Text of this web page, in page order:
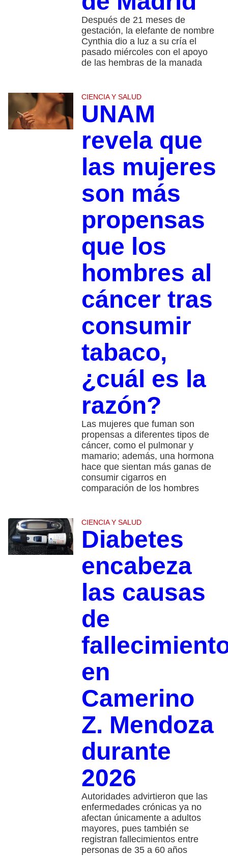
Después de 21 meses de
gestación, la elefante de nombre
Cynthia dio a luz a su cría el
pasado miércoles con el apoyo
de las hembras de la manada
CIENCIA Y SALUD
UNAM
revela que
las mujeres
son más
propensas
que los
hombres al
cáncer tras
consumir
tabaco,
¿cuál es la
razón?
Las mujeres que fuman son
propensas a diferentes tipos de
cáncer, como el pulmonar y
mamario; además, una hormona
hace que sientan más ganas de
consumir cigarros en
comparación de los hombres
CIENCIA Y SALUD
Diabetes
encabeza
las causas
de
en
Camerino
Z. Mendoza
durante
2026
Autoridades advirtieron que las
enfermedades crónicas ya no
afectan únicamente a adultos
mayores, pues también se
registran fallecimientos entre
personas de 35 a 60 años